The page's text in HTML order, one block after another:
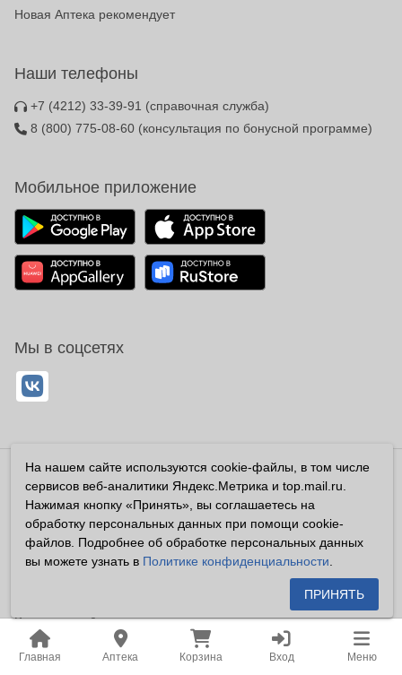
Главная Аптека Корзина Вход Меню
Новая Аптека рекомендует
Наши телефоны
+7 (4212) 33-39-91 (справочная служба)
8 (800) 775-08-60 (консультация по бонусной программе)
Мобильное приложение
Мы в соцсетях
Владелец сайта ООО «Суперфарма» ОГРН 1032700302194
Все права защищены ©2026
Информация, размещенная на данном сайте имеет
справочный характер, и не должна восприниматься
посетителями сайта как публичная оферта, предусмотренная
Владелец сайта устанавливает запрет на цитирование,
копирование и размещение информации, размещенной на
настоящем сайте newapteka.ru, включая информацию о
На нашем сайте используются cookie-файлы, в том числе
сервисов веб-аналитики Яндекс.Метрика и top.mail.ru.
Нажимая кнопку «Принять», вы соглашаетесь на
обработку персональных данных при помощи cookie-
файлов. Подробнее об обработке персональных данных
вы можете узнать в Политике конфиденциальности
ПРИНЯТЬ